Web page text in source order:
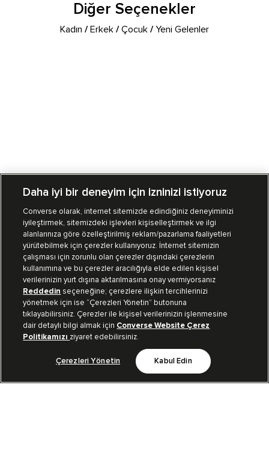
Diğer Seçenekler
Kadın /Erkek /Çocuk /Yeni Gelenler
Mağazalarımız Sipariş Takibi
Müşteri İlişkileri
Koleksiyon
Kurumsal
Bizi Takip Et
Daha iyi bir deneyim için izninizi istiyoruz
Converse olarak, internet sitemizde edindiğiniz deneyiminizi
iyileştirmek, sitemizdeki işlevleri kişiselleştirmek ve ilgi
alanlarınıza göre özelleştirilmiş reklam/pazarlama faaliyetleri
yürütebilmek için çerezler kullanıyoruz. İnternet sitemizin
çalışması için zorunlu olan çerezler dışındaki çerezlerin
kullanımına ve bu çerezler aracılığıyla elde edilen kişisel
verilerinizin yurt dışına aktarılmasına onay vermiyorsanız
Reddedin seçeneğine; çerezlere ilişkin tercihlerinizi
yönetmek için ise “Çerezleri Yönetin” butonuna
tıklayabilirsiniz. Çerezler ile kişisel verilerinizin işlenmesine
dair detaylı bilgi almak için Converse Website Çerez
Politikamızı ziyaret edebilirsiniz.
Çerezleri Yönetin Kabul Edin